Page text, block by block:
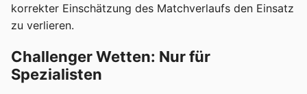
korrekter Einschätzung des Matchverlaufs den Einsatz
zu verlieren.
Challenger Wetten: Nur für
Spezialisten